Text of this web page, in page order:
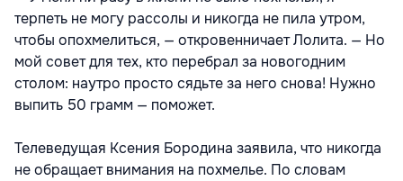
терпеть не могу рассолы и никогда не пила утром,
чтобы опохмелиться, — откровенничает Лолита. — Но
мой совет для тех, кто перебрал за новогодним
столом: наутро просто сядьте за него снова! Нужно
выпить 50 грамм — поможет.
Телеведущая Ксения Бородина заявила, что никогда
не обращает внимания на похмелье. По словам